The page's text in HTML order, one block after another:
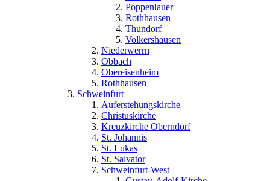
Poppenlauer
Rothhausen
Thundorf
Volkershausen
Niederwerrn
Obbach
Obereisenheim
Rothhausen
Schweinfurt
Auferstehungskirche
Christuskirche
Kreuzkirche Oberndorf
St. Johannis
St. Lukas
St. Salvator
Schweinfurt-West